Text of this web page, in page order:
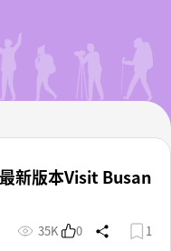
新版本Visit Busan
35K 0 1